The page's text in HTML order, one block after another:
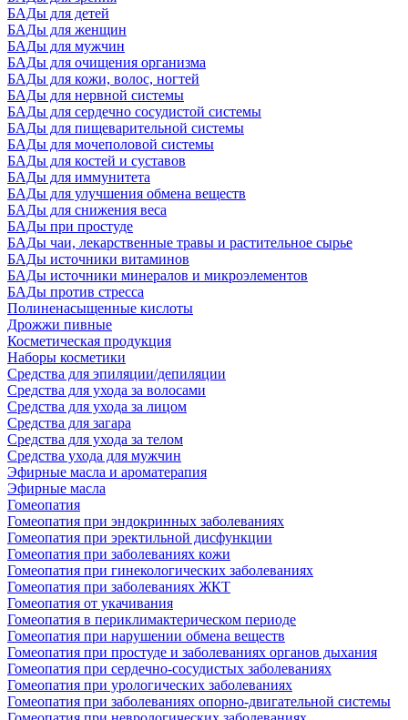
БАДы для детей
БАДы для женщин
БАДы для мужчин
БАДы для очищения организма
БАДы для кожи, волос, ногтей
БАДы для нервной системы
БАДы для сердечно сосудистой системы
БАДы для пищеварительной системы
БАДы для мочеполовой системы
БАДы для костей и суставов
БАДы для иммунитета
БАДы для улучшения обмена веществ
БАДы для снижения веса
БАДы при простуде
БАДы чаи, лекарственные травы и растительное сырье
БАДы источники витаминов
БАДы источники минералов и микроэлементов
БАДы против стресса
Полиненасыщенные кислоты
Дрожжи пивные
Косметическая продукция
Наборы косметики
Средства для эпиляции/депиляции
Средства для ухода за волосами
Средства для ухода за лицом
Средства для загара
Средства для ухода за телом
Средства ухода для мужчин
Эфирные масла и ароматерапия
Эфирные масла
Гомеопатия
Гомеопатия при эндокринных заболеваниях
Гомеопатия при эректильной дисфункции
Гомеопатия при заболеваниях кожи
Гомеопатия при гинекологических заболеваниях
Гомеопатия при заболеваниях ЖКТ
Гомеопатия от укачивания
Гомеопатия в периклимактерическом периоде
Гомеопатия при нарушении обмена веществ
Гомеопатия при простуде и заболеваниях органов дыхания
Гомеопатия при сердечно-сосудистых заболеваниях
Гомеопатия при урологических заболеваниях
Гомеопатия при заболеваниях опорно-двигательной системы